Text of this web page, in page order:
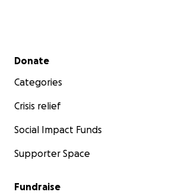
Secondary menu
Donate
Categories
Crisis relief
Social Impact Funds
Supporter Space
Fundraise